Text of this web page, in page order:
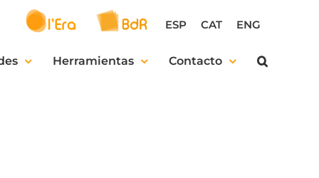
ESP CAT ENG
Herramientas Contacto